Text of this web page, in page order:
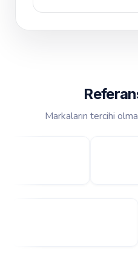
Markaların tercihi